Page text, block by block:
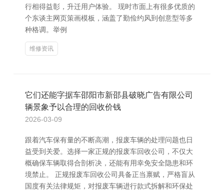
行相得益彰，升迁用户体验。 现时市面上有很多优质的
个东谈主网页策画模板，涵盖了勤俭约风到创意型等多
种格调。举例
维修资讯
它们还能字据车邵阳市新邵县破晓广告有限公司
辆景象予以合理的回收价钱
2026-03-09
跟着汽车保有量的不断高潮，报废车辆的处理问题也日
益受到关爱。选择一家正规的报废车回收公司，不仅大
概确保车辆取得合剖析决，还能有用幸免安全隐患和环
境禁止。 正规报废车回收公司具备正当禀赋，严格盲从
国度有关法律规矩，对报废车辆进行款式拆解和环保处